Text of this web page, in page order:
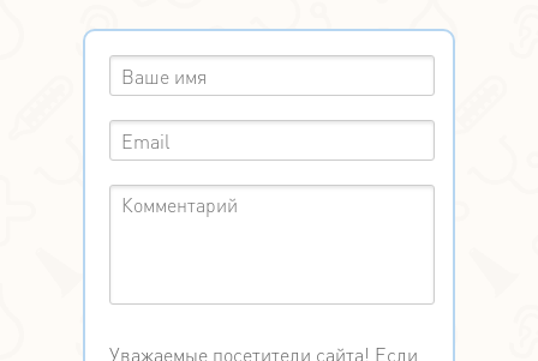
Уважаемые посетители сайта! Если